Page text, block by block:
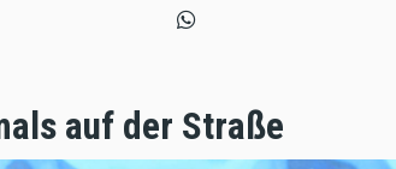
auf der Straße